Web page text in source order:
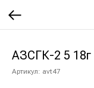
АЗСГК-2 5 18г
Артикул: avt47